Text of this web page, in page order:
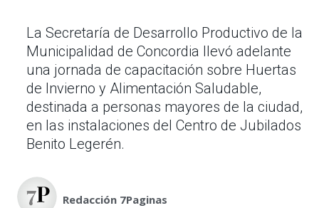
La Secretaría de Desarrollo Productivo de la
Municipalidad de Concordia llevó adelante
una jornada de capacitación sobre Huertas
de Invierno y Alimentación Saludable,
destinada a personas mayores de la ciudad,
en las instalaciones del Centro de Jubilados
Benito Legerén.
Redacción 7Paginas